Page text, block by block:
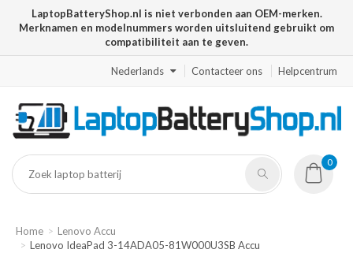
LaptopBatteryShop.nl is niet verbonden aan OEM-merken.
Merknamen en modelnummers worden uitsluitend gebruikt om
compatibiliteit aan te geven.
Nederlands Contacteer ons Helpcentrum
0
Home
Lenovo Accu
Lenovo IdeaPad 3-14ADA05-81W000U3SB Accu